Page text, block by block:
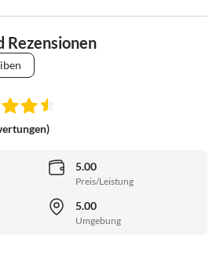
Rezensionen
5.00
Preis/Leistung
5.00
Umgebung